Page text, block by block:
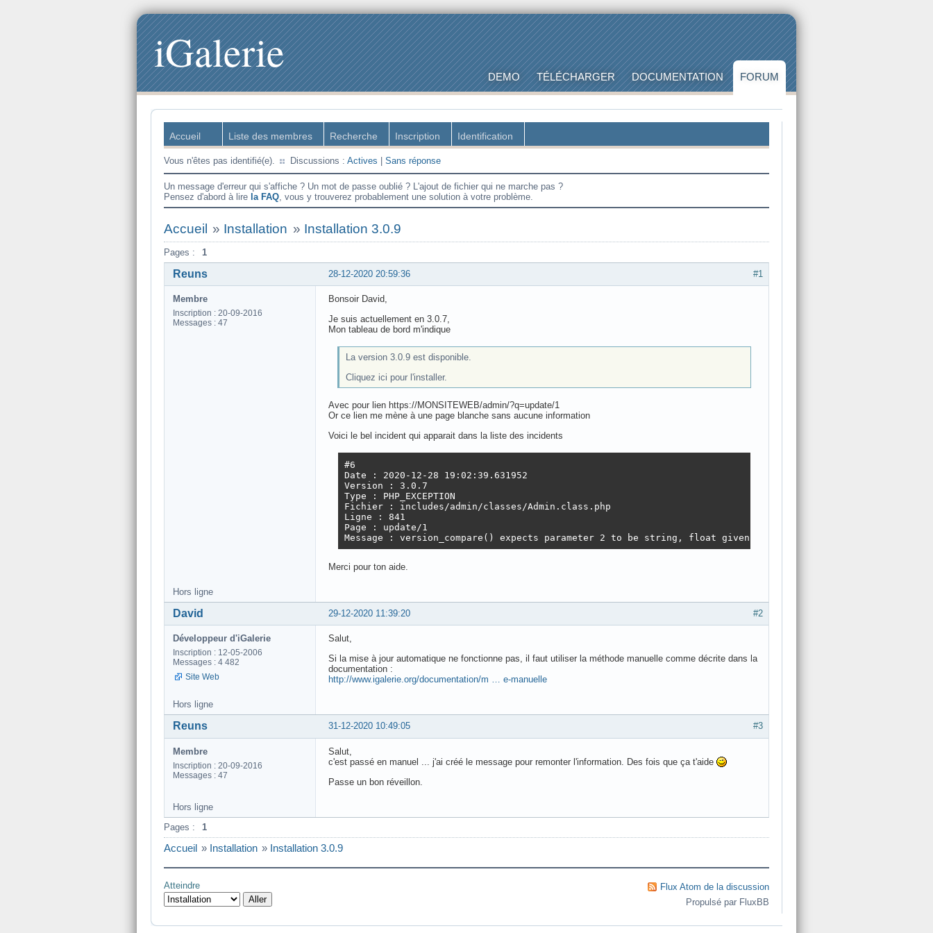
iGalerie DEMO TÉLÉCHARGER DOCUMENTATION FORUM
Accueil Liste des membres Recherche Inscription Identification
Vous n'êtes pas identifié(e). Discussions : Actives Sans réponse
Un message d'erreur qui s'affiche ? Un mot de passe oublié ? L'ajout de fichier qui ne marche pas ?
Pensez d'abord à lire la FAQ, vous y trouverez probablement une solution à votre problème.
Accueil » Installation » Installation 3.0.9
Pages : 1
#1
28-12-2020 20:59:36
Reuns
Membre
Inscription : 20-09-2016
Messages : 47
Bonsoir David,
Je suis actuellement en 3.0.7,
Mon tableau de bord m'indique
La version 3.0.9 est disponible.
Cliquez ici pour l'installer.
Avec pour lien https://MONSITEWEB/admin/?q=update/1
Or ce lien me mène à une page blanche sans aucune information
Voici le bel incident qui apparait dans la liste des incidents
#6
Date : 2020-12-28 19:02:39.631952
Version : 3.0.7
Type : PHP_EXCEPTION
Fichier : includes/admin/classes/Admin.class.php
Ligne : 841
Page : update/1
Message : version_compare() expects parameter 2 to be string, float given
Merci pour ton aide.
Hors ligne
#2
29-12-2020 11:39:20
David
Développeur d'iGalerie
Inscription : 12-05-2006
Messages : 4 482
Site Web
Salut,
Si la mise à jour automatique ne fonctionne pas, il faut utiliser la méthode manuelle comme décrite dans la
documentation :
http://www.igalerie.org/documentation/m … e-manuelle
Hors ligne
#3
31-12-2020 10:49:05
Reuns
Membre
Inscription : 20-09-2016
Messages : 47
Salut,
c'est passé en manuel ... j'ai créé le message pour remonter l'information. Des fois que ça t'aide
Passe un bon réveillon.
Hors ligne
Pages :
1
Accueil » Installation » Installation 3.0.9
Atteindre
Flux Atom de la discussion
Propulsé par FluxBB